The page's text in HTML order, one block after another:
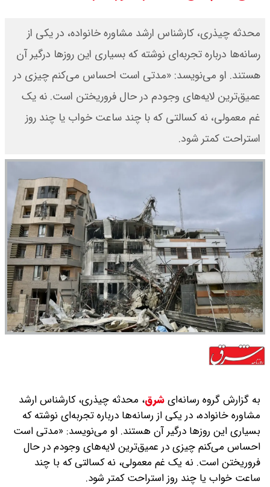
۱۴۰۵ اعلام شد/ طلا بر مدار صعود
محدثه چیذری، کارشناس ارشد مشاوره خانواده، در یکی از
رسانه‌ها درباره تجربه‌ای نوشته که بسیاری این روزها درگیر آن
هستند. او می‌نویسد: «مدتی است احساس می‌کنم چیزی در
عمیق‌ترین لایه‌های وجودم در حال فروریختن است. نه یک
غم معمولی، نه کسالتی که با چند ساعت خواب یا چند روز
استراحت کمتر شود.
به گزارش گروه رسانه‌ایشرق، محدثه چیذری، کارشناس ارشد
مشاوره خانواده، در یکی از رسانه‌ها درباره تجربه‌ای نوشته که
بسیاری این روزها درگیر آن هستند. او می‌نویسد: «مدتی است
احساس می‌کنم چیزی در عمیق‌ترین لایه‌های وجودم در حال
فروریختن است. نه یک غم معمولی، نه کسالتی که با چند
ساعت خواب یا چند روز استراحت کمتر شود.